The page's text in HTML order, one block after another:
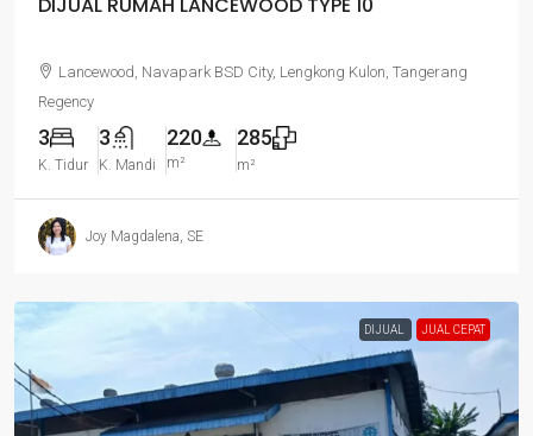
Lancewood, Navapark BSD City, Lengkong Kulon, Tangerang
Regency
3
K. Tidur
3
K. Mandi
220
m²
285
m²
Joy Magdalena, SE
DIJUAL JUAL CEPAT